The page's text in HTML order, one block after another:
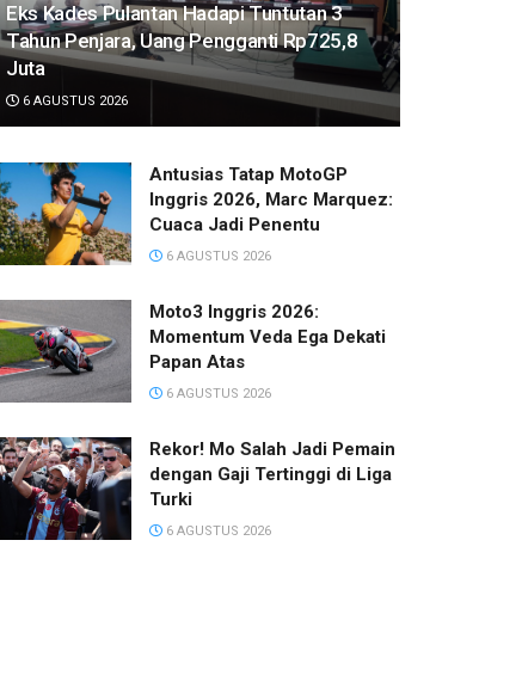
Eks Kades Pulantan Hadapi Tuntutan 3
Tahun Penjara, Uang Pengganti Rp725,8
Juta
6 AGUSTUS 2026
Antusias Tatap MotoGP
Inggris 2026, Marc Marquez:
Cuaca Jadi Penentu
6 AGUSTUS 2026
Moto3 Inggris 2026:
Momentum Veda Ega Dekati
Papan Atas
6 AGUSTUS 2026
Rekor! Mo Salah Jadi Pemain
dengan Gaji Tertinggi di Liga
Turki
6 AGUSTUS 2026